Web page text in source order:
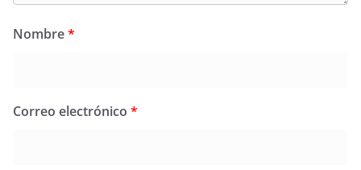
Nombre*
Correo electrónico *